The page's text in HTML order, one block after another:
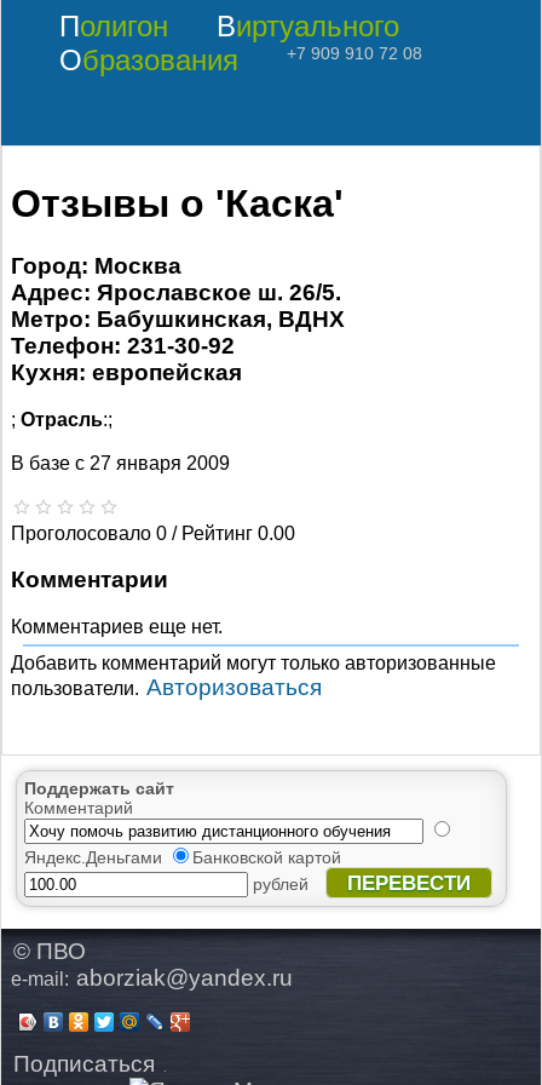
Полигон
Виртуального
Образования
+7 909 910 72 08
Отзывы о 'Каска'
Город: Москва
Адрес: Ярославское ш. 26/5.
Метро: Бабушкинская, ВДНХ
Телефон: 231-30-92
Кухня: европейская
; Отрасль:;
В базе с 27 января 2009
Проголосовало 0 / Рейтинг 0.00
Комментарии
Комментариев еще нет.
Добавить комментарий могут только авторизованные
пользователи. Авторизоваться
Поддержать сайт
Комментарий
Яндекс.Деньгами
Банковской картой
рублей
ПЕРЕВЕСТИ
© ПВО
e-mail: aborziak@yandex.ru
Подписаться